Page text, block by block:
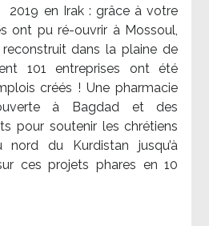
2019 en Irak : grâce à votre
ont pu ré-ouvrir à Mossoul,
dans la plaine de
101 entreprises ont été
créés ! Une pharmacie
à Bagdad et des
pour soutenir les chrétiens
du Kurdistan jusqu’à
ces projets phares en 10